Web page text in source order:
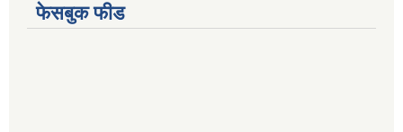
फेसबुक फीड